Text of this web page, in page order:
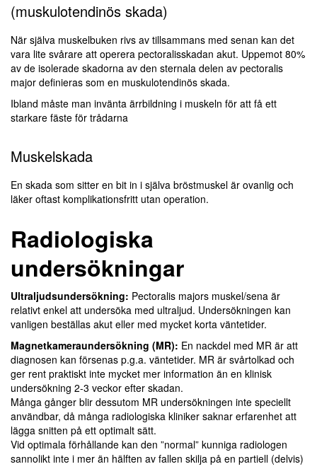
(muskulotendinös skada)
När själva muskelbuken rivs av tillsammans med senan kan det
vara lite svårare att operera pectoralisskadan akut. Uppemot 80%
av de isolerade skadorna av den sternala delen av pectoralis
major definieras som en muskulotendinös skada.
Ibland måste man invänta ärrbildning i muskeln för att få ett
starkare fäste för trådarna
Muskelskada
En skada som sitter en bit in i själva bröstmuskel är ovanlig och
läker oftast komplikationsfritt utan operation.
Radiologiska
undersökningar
Ultraljudsundersökning: Pectoralis majors muskel/sena är
relativt enkel att undersöka med ultraljud. Undersökningen kan
vanligen beställas akut eller med mycket korta väntetider.
Magnetkameraundersökning (MR): En nackdel med MR är att
diagnosen kan försenas p.g.a. väntetider. MR är svårtolkad och
ger rent praktiskt inte mycket mer information än en klinisk
undersökning 2-3 veckor efter skadan.
Många gånger blir dessutom MR undersökningen inte speciellt
användbar, då många radiologiska kliniker saknar erfarenhet att
lägga snitten på ett optimalt sätt.
Vid optimala förhållande kan den ”normal” kunniga radiologen
sannolikt inte i mer än hälften av fallen skilja på en partiell (delvis)